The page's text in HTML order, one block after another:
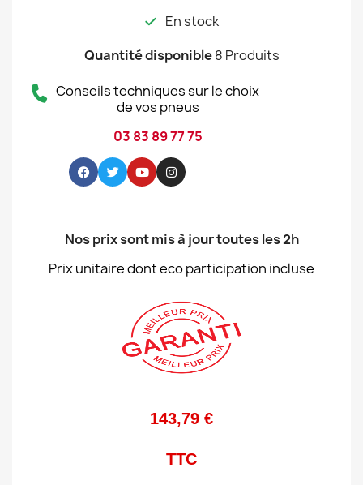
En stock
Quantité disponible 8 Produits
Conseils techniques sur le choix
de vos pneus
03 83 89 77 75
Nos prix sont mis à jour toutes les 2h
Prix unitaire dont eco participation incluse
143,79 €
TTC